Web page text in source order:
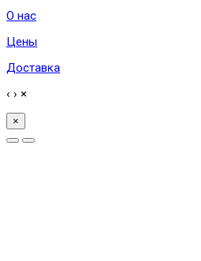
О нас
Цены
Доставка
‹ › ×
×